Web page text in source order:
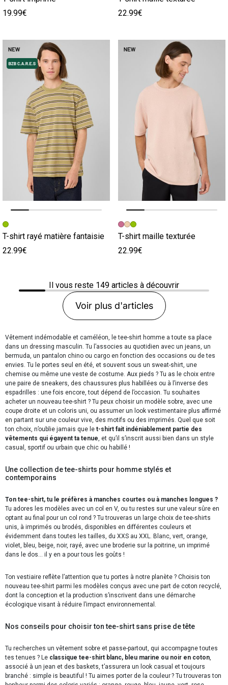
19.99€
22.99€
Image précédente
Image suivante
T-shirt rayé matière fantaisie
22.99€
Image précédente
Image suivante
T-shirt maille texturée
22.99€
Il vous reste 149 articles à découvrir
Voir plus d'articles
Vêtement indémodable et caméléon, le tee-shirt homme a toute sa place
dans un dressing masculin. Tu l’associes au quotidien avec un jeans, un
bermuda, un pantalon chino ou cargo en fonction des occasions ou de tes
envies. Tu le portes seul en été, et souvent sous un sweat-shirt, une
chemise ou même une veste de costume. Aux pieds ? Tu as le choix entre
une paire de sneakers, des chaussures plus habillées ou à l’inverse des
espadrilles : une fois encore, tout dépend de l’occasion. Tu souhaites
acheter un nouveau tee-shirt ? Tu peux choisir un modèle sobre, avec une
coupe droite et un coloris uni, ou assumer un look vestimentaire plus affirmé
en partant sur une couleur vive, des motifs ou des imprimés. Quel que soit
ton choix, n’oublie jamais que le t-shirt fait indéniablement partie des
vêtements qui égayent ta tenue , et qu’il s’inscrit aussi bien dans un style
casual, sportif ou urbain que chic ou habillé !
Une collection de tee-shirts pour homme stylés et
contemporains
Ton tee-shirt, tu le préfères à manches courtes ou à manches longues ?
Tu adores les modèles avec un col en V, ou tu restes sur une valeur sûre en
optant au final pour un col rond ? Tu trouveras un large choix de tee-shirts
unis, à imprimés ou brodés, disponibles en différentes couleurs et
évidemment dans toutes les tailles, du XXS au XXL. Blanc, vert, orange,
violet, bleu, beige, noir, rayé, avec une broderie sur la poitrine, un imprimé
dans le dos… il y en a pour tous les goûts !
Ton vestiaire reflète l’attention que tu portes à notre planète ? Choisis ton
nouveau tee-shirt parmi les modèles conçus avec une part de coton recyclé,
dont la conception et la production s’inscrivent dans une démarche
écologique visant à réduire l’impact environnemental.
Nos conseils pour choisir ton tee-shirt sans prise de tête
Tu recherches un vêtement sobre et passe-partout, qui accompagne toutes
tes tenues ? Le classique tee-shirt blanc, bleu marine ou noir en coton
associé à un jean et des baskets, t’assurera un look casual et toujours
branché : simple is beautiful ! Tu aimes porter de la couleur ? Tu trouveras ton